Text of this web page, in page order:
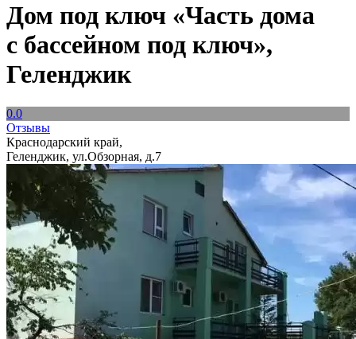
Дом под ключ «Часть дома
с бассейном под ключ»,
Геленджик
0.0
Отзывы
Краснодарский край,
Геленджик, ул.Обзорная, д.7